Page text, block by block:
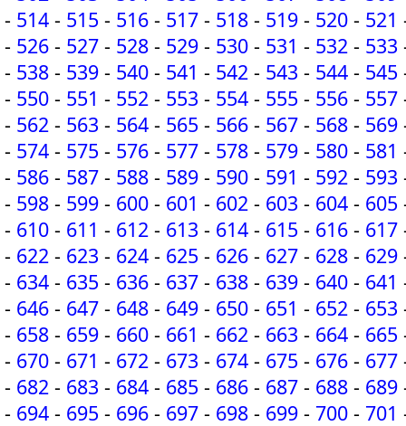
- 514 - 515 - 516 - 517 - 518 - 519 - 520 - 521
- 526 - 527 - 528 - 529 - 530 - 531 - 532 - 533
- 538 - 539 - 540 - 541 - 542 - 543 - 544 - 545
- 550 - 551 - 552 - 553 - 554 - 555 - 556 - 557
- 562 - 563 - 564 - 565 - 566 - 567 - 568 - 569
- 574 - 575 - 576 - 577 - 578 - 579 - 580 - 581
- 586 - 587 - 588 - 589 - 590 - 591 - 592 - 593
- 598 - 599 - 600 - 601 - 602 - 603 - 604 - 605
- 610 - 611 - 612 - 613 - 614 - 615 - 616 - 617
- 622 - 623 - 624 - 625 - 626 - 627 - 628 - 629
- 634 - 635 - 636 - 637 - 638 - 639 - 640 - 641
- 646 - 647 - 648 - 649 - 650 - 651 - 652 - 653
- 658 - 659 - 660 - 661 - 662 - 663 - 664 - 665
- 670 - 671 - 672 - 673 - 674 - 675 - 676 - 677
- 682 - 683 - 684 - 685 - 686 - 687 - 688 - 689
- 694 - 695 - 696 - 697 - 698 - 699 - 700 - 701